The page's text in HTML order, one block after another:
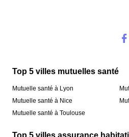
Top 5 villes mutuelles santé
Mutuelle santé à Lyon
Mutuelle santé à Nice
Mutuelle santé à Toulouse
Top 5 villes assurance